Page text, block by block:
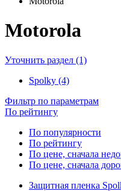
Motorola
Уточнить раздел (1)
Spolky (4)
Фильтр по параметрам
По рейтингу
По популярности
По рейтингу
По цене, сначала
По цене, сначала
Защитная пленка